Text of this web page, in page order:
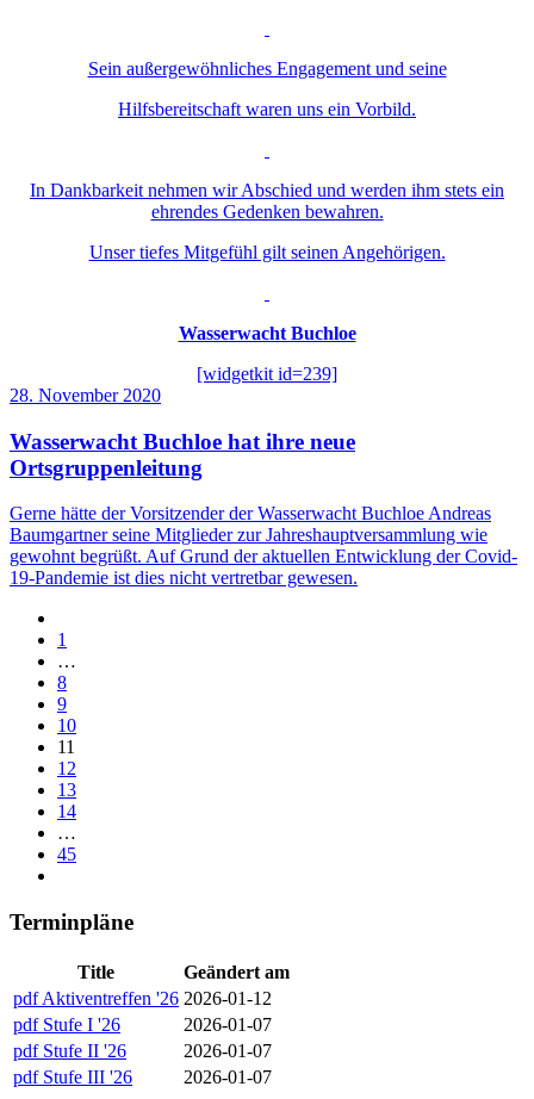
Sein außergewöhnliches Engagement und seine
Hilfsbereitschaft waren uns ein Vorbild.
In Dankbarkeit nehmen wir Abschied und werden ihm stets ein
ehrendes Gedenken bewahren.
Unser tiefes Mitgefühl gilt seinen Angehörigen.
Wasserwacht Buchloe
[widgetkit id=239]
28. November 2020
Wasserwacht Buchloe hat ihre neue
Ortsgruppenleitung
Gerne hätte der Vorsitzender der Wasserwacht Buchloe Andreas
Baumgartner seine Mitglieder zur Jahreshauptversammlung wie
gewohnt begrüßt. Auf Grund der aktuellen Entwicklung der Covid-
19-Pandemie ist dies nicht vertretbar gewesen.
1
…
8
9
10
11
12
13
14
…
45
Terminpläne
Title
Geändert am
pdf Aktiventreffen '26 2026-01-12
pdf Stufe I '26
2026-01-07
pdf Stufe II '26
2026-01-07
pdf Stufe III '26 2026-01-07